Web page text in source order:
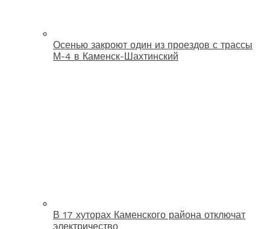
Осенью закроют один из проездов с трассы
М-4 в Каменск-Шахтинский
В 17 хуторах Каменского района отключат
электричество